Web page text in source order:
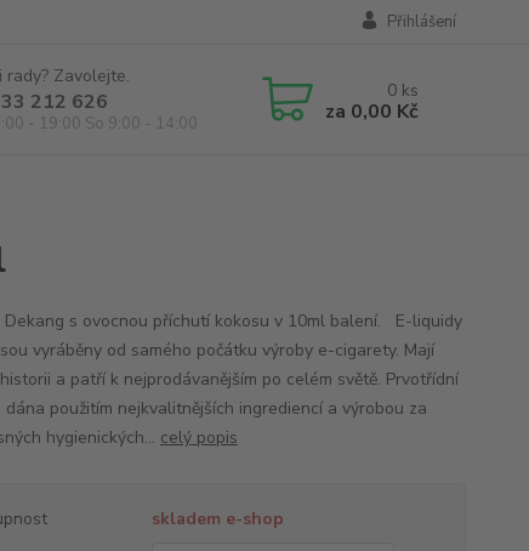
Přihlášení
rady? Zavolejte.
212 626
- 19:00 So 9:00 - 14:00
0 ks
za 0,00 Kč
Dekang s ovocnou příchutí kokosu v 10ml balení. E-liquidy
vyráběny od samého počátku výroby e-cigarety. Mají
a patří k nejprodávanějším po celém světě. Prvotřídní
dána použitím nejkvalitnějších ingrediencí a výrobou za
hygienických... celý popis
skladem e-shop